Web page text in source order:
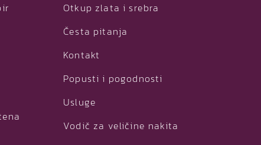
Otkup zlata i srebra
Česta pitanja
Kontakt
Popusti i pogodnosti
Usluge
Vodič za veličine nakita